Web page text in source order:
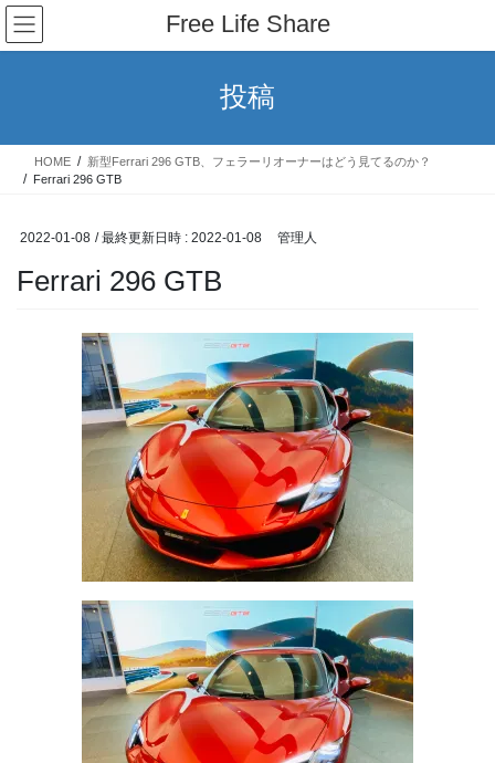
コ
ン
テ
ス
ナ
ビ
ゲ
ン
Free Life Share
投稿
HOME
新型Ferrari 296 GTB、フェラーリオーナーはどう見てるのか？
Ferrari 296 GTB
2022-01-08 / 最終更新日時 : 2022-01-08 管理人
Ferrari 296 GTB